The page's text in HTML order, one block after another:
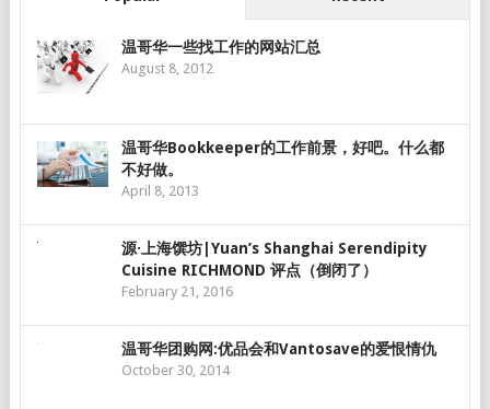
温哥华一些找工作的网站汇总
August 8, 2012
温哥华Bookkeeper的工作前景，好吧。什么都
不好做。
April 8, 2013
源·上海馔坊|Yuan’s Shanghai Serendipity
Cuisine RICHMOND 评点（倒闭了）
February 21, 2016
温哥华团购网:优品会和Vantosave的爱恨情仇
October 30, 2014